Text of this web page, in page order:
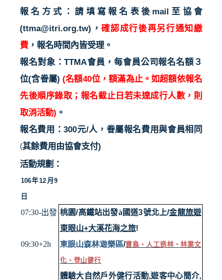
報名方式：請填寫報名表後 mail 至協會
(ttma@itri.org.tw) ，確認成行後再另行通知繳
費 ，報名時間內皆受理。
報名對象：TTMA會員，每會員公司報名名額３
位(含眷屬)(名額40位，額滿為止。如超額依報名
先後順序錄取；報名截止日若未達成行人數，則
取消活動) 。
報名費用：300元/人，眷屬報名費用與會員相同
(其餘費用由協會支付)
活動規劃：
106年12 月9
日
07:30-出發 桃園/高鐵站出發à 國道3號北上/金龍旅遊
東眼山+大溪花海之旅!
09:30+2h
東眼山森林遊樂區/賞鳥、人工造林、林業文
化、登山健行
體驗大自然戶外健行活動,遊客中心簡介,